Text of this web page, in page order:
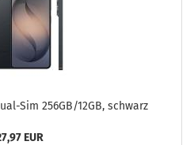
​Sim 256GB/12GB, schwarz
EUR